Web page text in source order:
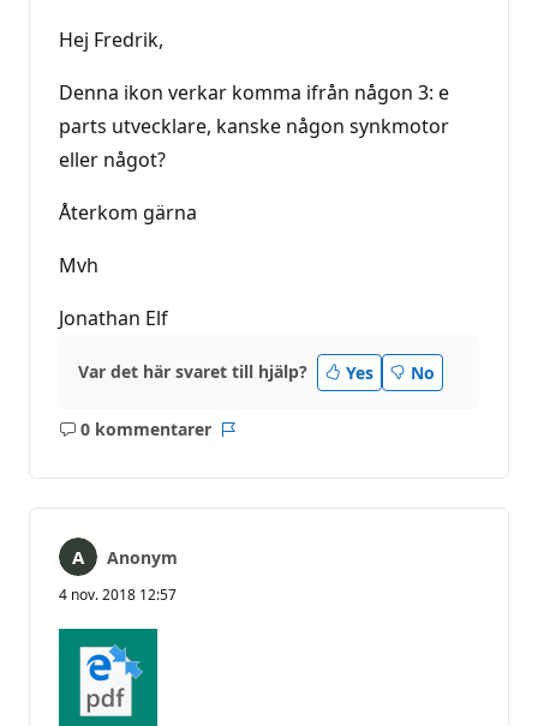
Hej Fredrik,
Denna ikon verkar komma ifrån någon 3: e
parts utvecklare, kanske någon synkmotor
eller något?
Återkom gärna
Mvh
Jonathan Elf
Var det här svaret till hjälp? Yes No
0 kommentarer
Inga
Anonym
4 nov. 2018 12:57